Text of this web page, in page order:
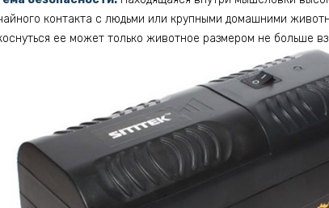
контакта с людьми или крупными домашними
ее может только животное размером не больше